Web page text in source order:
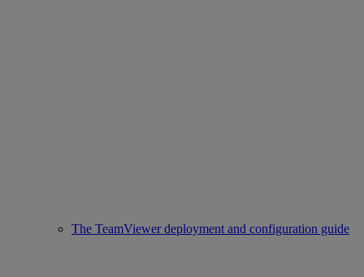
The TeamViewer deployment and configuration guide